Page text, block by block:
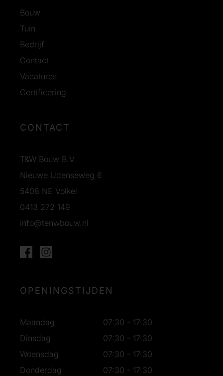
Bouw
Tuin
Bedrijf
Contact
Vacatures
Certificering
CONTACT
T&W Bouw B.V.
Nieuwe Udenseweg 6
5408 NE Volkel
0413 272 149
info@tenwbouw.nl
OPENINGSTIJDEN
Maandag
07:30 - 17:30
Dinsdag
07:30 - 17:30
Woensdag
07:30 - 17:30
Donderdag
07:30 - 17:30